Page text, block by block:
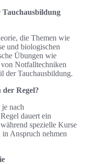
Tauchausbildung
die Themen wie
und biologischen
Übungen wie
Notfalltechniken
der Tauchausbildung.
Regel?
nach
dauert ein
spezielle Kurse
Anspruch nehmen